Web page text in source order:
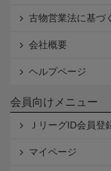
古物営業法に基づ
会社概要
ヘルプページ
会員向けメニュー
ＪリーグID会員登
マイページ